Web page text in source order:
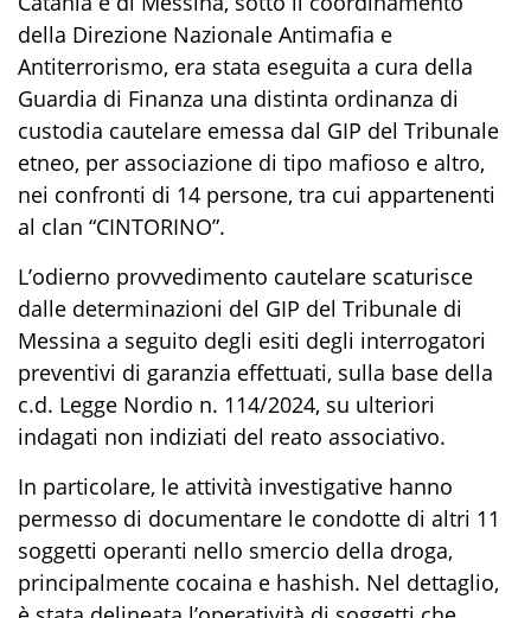
della Direzione Nazionale Antimafia e
Antiterrorismo, era stata eseguita a cura della
Guardia di Finanza una distinta ordinanza di
custodia cautelare emessa dal GIP del Tribunale
etneo, per associazione di tipo mafioso e altro,
nei confronti di 14 persone, tra cui appartenenti
al clan “CINTORINO”.
L’odierno provvedimento cautelare scaturisce
dalle determinazioni del GIP del Tribunale di
Messina a seguito degli esiti degli interrogatori
preventivi di garanzia effettuati, sulla base della
c.d. Legge Nordio n. 114/2024, su ulteriori
indagati non indiziati del reato associativo.
In particolare, le attività investigative hanno
permesso di documentare le condotte di altri 11
soggetti operanti nello smercio della droga,
principalmente cocaina e hashish. Nel dettaglio,